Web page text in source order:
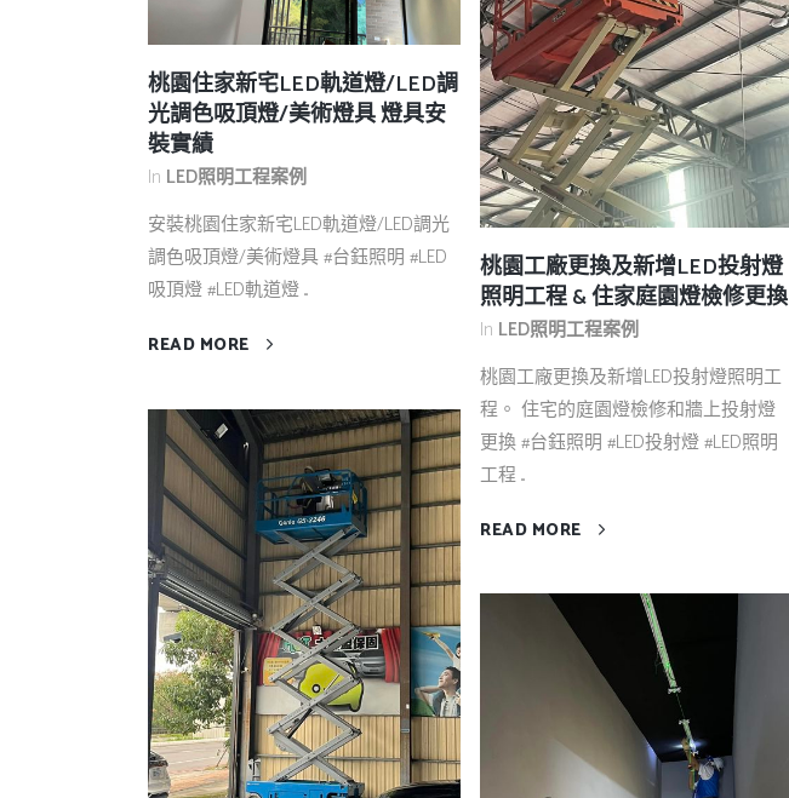
桃園住家新宅LED軌道燈/LED調
光調色吸頂燈/美術燈具 燈具安
裝實績
In LED照明工程案例
安裝桃園住家新宅LED軌道燈/LED調光
調色吸頂燈/美術燈具 #台鈺照明 #LED
吸頂燈 #LED軌道燈 ...
READ MORE
桃園工廠更換及新增LED投射燈
照明工程 & 住家庭園燈檢修更換
In LED照明工程案例
桃園工廠更換及新增LED投射燈照明工
程。 住宅的庭園燈檢修和牆上投射燈
更換 #台鈺照明 #LED投射燈 #LED照明
工程 ...
READ MORE